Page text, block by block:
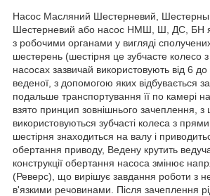
Насос Масляний Шестерневий,
Шестерневий або насос НМШ, Ш, ДС, БН
з робочими органами у вигляді
шестерень (шестірня це зубчасте колесо
насосах зазвичай використовують від 6 до
веденої, з допомогою яких відбувається
подальше транспортування її по камері
взято принцип зовнішнього зачеплення, з
використовуються зубчасті колеса з
шестірня знаходиться на валу і
обертання приводу, Ведену крутить
конструкції обертання насоса змінює
(Реверс), що вирішує завдання роботи з
в'язкими речовинами. Після зачеплення